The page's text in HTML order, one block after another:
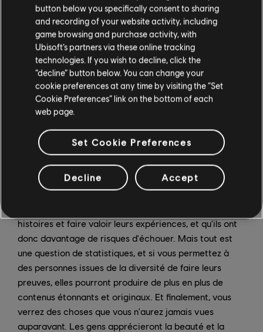
une influence sur le processus de production. Elles ne
peuvent pas être utilisées comme un simple sceau
d'approbation sur un contenu développé de la même
manière et par les mêmes personnes que les autres.
Tout le monde doit être disposé à se remettre en
question et à essayer de nouvelles choses. Je me
demande souvent : "Que pourrait-il arriver de si
terrible ?", "Sérieusement, de quoi les gens ont-ils si
peur ?". Tous les groupes démographiques sont
susceptibles de commettre des erreurs, mais
également de réaliser des choses extraordinaires. Je
pense que ce qui fait actuellement la différence, c'est
que certains groupes démographiques disposent de
histoires et faire valoir leurs expériences, et qu'ils ont
donc davantage de risques d'échouer. Mais tout est
une question de statistiques, et si vous permettez à
des personnes issues de la diversité de faire leurs
preuves, elles pourront produire de plus en plus de
contenus étonnants et originaux. Et finalement, vous
verrez des choses que vous n'aurez jamais vues
auparavant. Les gens apprécieront la beauté et la
button below you specifically consent to sharing
and recording of your website activity, including
game browsing and purchase activity, with
Ubisoft’s partners via these online tracking
technologies. If you wish to decline, click the
“decline” button below. You can change your
cookie preferences at any time by visiting the “Set
Cookie Preferences” link on the bottom of each
web page.
Set Cookie Preferences
Decline Accept